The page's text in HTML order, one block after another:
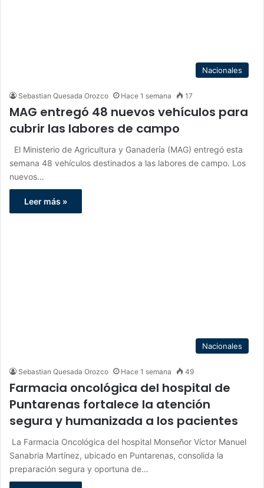
Nacionales
Sebastian Quesada Orozco Hace 1 semana 17
MAG entregó 48 nuevos vehículos para
cubrir las labores de campo
El Ministerio de Agricultura y Ganadería (MAG) entregó esta
semana 48 vehículos destinados a las labores de campo. Los
nuevos…
Leer más »
Nacionales
Sebastian Quesada Orozco Hace 1 semana 49
Farmacia oncológica del hospital de
Puntarenas fortalece la atención
segura y humanizada a los pacientes
La Farmacia Oncológica del hospital Monseñor Víctor Manuel
Sanabria Martínez, ubicado en Puntarenas, consolida la
preparación segura y oportuna de…